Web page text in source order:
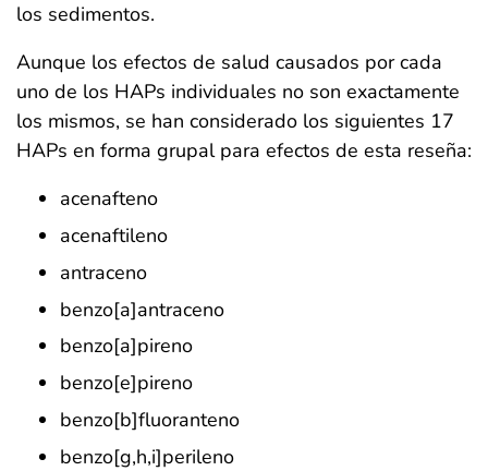
los sedimentos.
Aunque los efectos de salud causados por cada
uno de los HAPs individuales no son exactamente
los mismos, se han considerado los siguientes 17
HAPs en forma grupal para efectos de esta reseña:
acenafteno
acenaftileno
antraceno
benzo[a]antraceno
benzo[a]pireno
benzo[e]pireno
benzo[b]fluoranteno
benzo[g,h,i]perileno